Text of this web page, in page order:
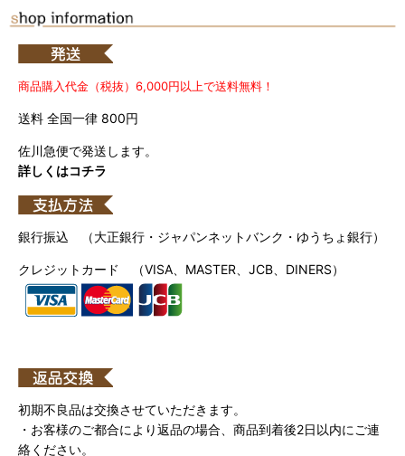
商品購入代金（税抜）6,000円以上で送料無料！
送料 全国一律 800円
佐川急便で発送します。
詳しくはコチラ
銀行振込 （大正銀行・ジャパンネットバンク・ゆうちょ銀行）
クレジットカード （VISA、MASTER、JCB、DINERS）
初期不良品は交換させていただきます。
・お客様のご都合により返品の場合、商品到着後2日以内にご連
絡ください。